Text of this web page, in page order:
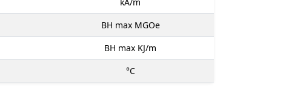
BH max MGOe
BH max KJ/m
°C